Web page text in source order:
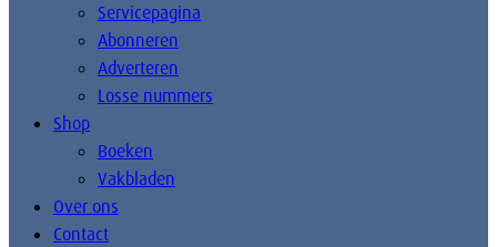
Servicepagina
Abonneren
Adverteren
Losse nummers
Shop
Boeken
Vakbladen
Over ons
Contact